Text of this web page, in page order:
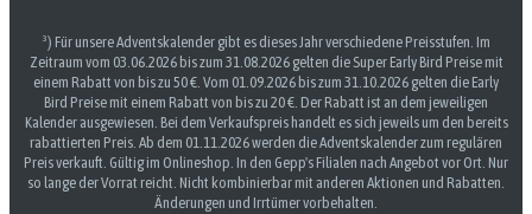
³) Für unsere Adventskalender gibt es dieses Jahr verschiedene Preisstufen. Im
Zeitraum vom 03.06.2026 bis zum 31.08.2026 gelten die Super Early Bird Preise mit
einem Rabatt von bis zu 50 €. Vom 01.09.2026 bis zum 31.10.2026 gelten die Early
Bird Preise mit einem Rabatt von bis zu 20 €. Der Rabatt ist an dem jeweiligen
Kalender ausgewiesen. Bei dem Verkaufspreis handelt es sich jeweils um den bereits
rabattierten Preis. Ab dem 01.11.2026 werden die Adventskalender zum regulären
Preis verkauft. Gültig im Onlineshop. In den Gepp's Filialen nach Angebot vor Ort. Nur
so lange der Vorrat reicht. Nicht kombinierbar mit anderen Aktionen und Rabatten.
Änderungen und Irrtümer vorbehalten.